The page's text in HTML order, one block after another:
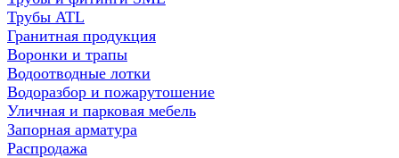
Трубы ATL
Гранитная продукция
Воронки и трапы
Водоотводные лотки
Водоразбор и пожарутошение
Уличная и парковая мебель
Запорная арматура
Распродажа